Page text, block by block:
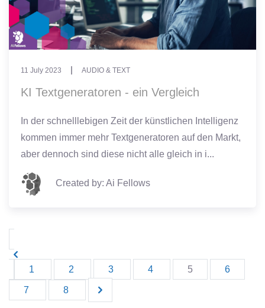
11 July 2023 AUDIO & TEXT
KI Textgeneratoren - ein Vergleich
In der schnelllebigen Zeit der künstlichen Intelligenz
kommen immer mehr Textgeneratoren auf den Markt,
aber dennoch sind diese nicht alle gleich in i...
Created by: Ai Fellows
1 2 3 4 5 6
7 8